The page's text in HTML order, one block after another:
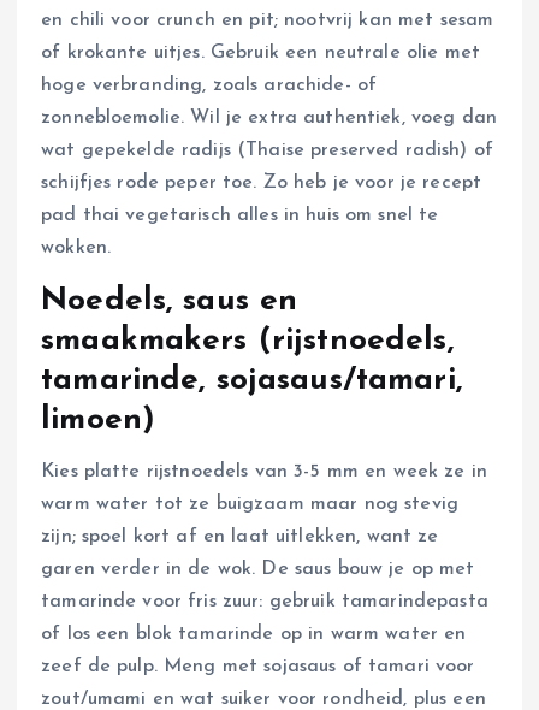
en chili voor crunch en pit; nootvrij kan met sesam
of krokante uitjes. Gebruik een neutrale olie met
hoge verbranding, zoals arachide- of
zonnebloemolie. Wil je extra authentiek, voeg dan
wat gepekelde radijs (Thaise preserved radish) of
schijfjes rode peper toe. Zo heb je voor je recept
pad thai vegetarisch alles in huis om snel te
wokken.
Noedels, saus en
smaakmakers (rijstnoedels,
tamarinde, sojasaus/tamari,
limoen)
Kies platte rijstnoedels van 3-5 mm en week ze in
warm water tot ze buigzaam maar nog stevig
zijn; spoel kort af en laat uitlekken, want ze
garen verder in de wok. De saus bouw je op met
tamarinde voor fris zuur: gebruik tamarindepasta
of los een blok tamarinde op in warm water en
zeef de pulp. Meng met sojasaus of tamari voor
zout/umami en wat suiker voor rondheid, plus een